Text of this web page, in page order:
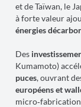
et de Taïwan, le
à forte valeur
énergies
Des
Kumamoto)
puces, ouvrant
européens et